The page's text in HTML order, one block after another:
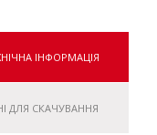
ІНФОРМАЦІЯ
ДЛЯ СКАЧУВАННЯ